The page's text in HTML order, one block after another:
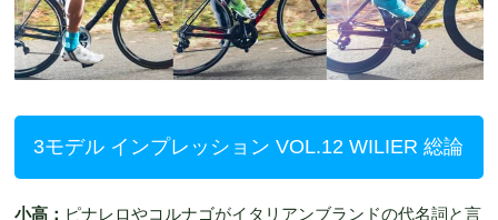
3モデル インプレッション VOL.12 WILIER 総論
小高： ピナレロやコルナゴがイタリアンブランドの代名詞と言